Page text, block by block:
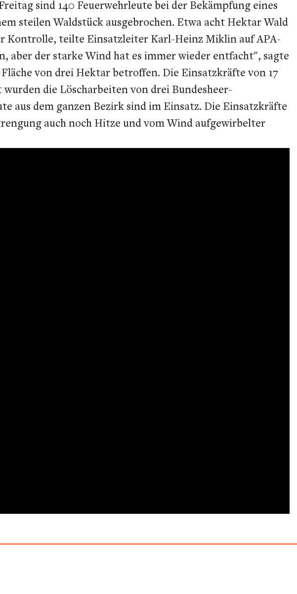
sind 140 Feuerwehrleute bei der Bekämpfung eines
steilen Waldstück ausgebrochen. Etwa acht Hektar Wald
Kontrolle, teilte Einsatzleiter Karl-Heinz Miklin auf APA-
aber der starke Wind hat es immer wieder entfacht", sagte
von drei Hektar betroffen. Die Einsatzkräfte von 17
die Löscharbeiten von drei Bundesheer-
aus dem ganzen Bezirk sind im Einsatz. Die Einsatzkräfte
auch noch Hitze und vom Wind aufgewirbelter